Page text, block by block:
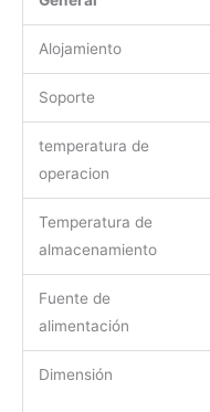
Alojamiento
Soporte
temperatura de
operacion
Temperatura de
almacenamiento
Fuente de
alimentación
Dimensión